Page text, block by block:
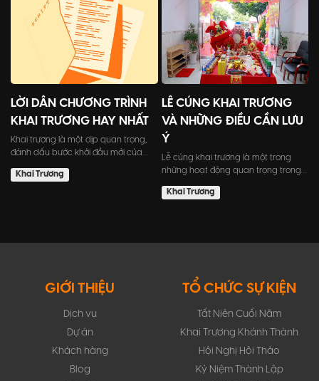
LỜI DẪN CHƯƠNG TRÌNH
KHAI TRƯƠNG HAY NHẤT
Khai trương là một dịp quan trọng,
đánh dấu bước khởi đầu mới của
Khai Trương
LỄ CÚNG KHAI TRƯƠNG
VÀ NHỮNG ĐIỀU CẦN LƯU
Ý
Lễ cúng khai trương là một trong
những hoạt động quan trọng trong
Khai Trương
GIỚI THIỆU
Dịch vụ
Dự án
Khách hàng
Blog
TỔ CHỨC SỰ KIỆN
Tất Niên Cuối Năm
Khai Trương Khánh Thành
Hội Nghị Hội Thảo
Kỷ Niệm Thành Lập